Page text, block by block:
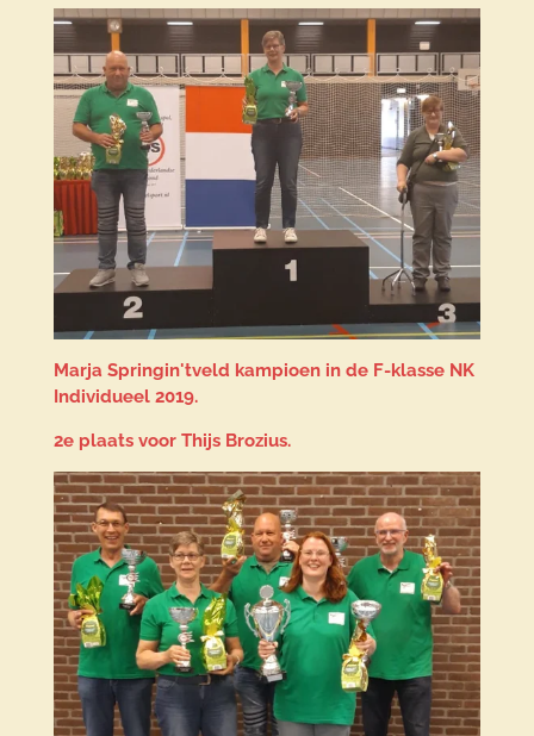
Marja Springin'tveld kampioen in de F-klasse NK
Individueel 2019.
2e plaats voor Thijs Brozius.